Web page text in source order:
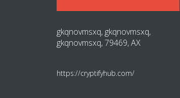
gkqnovmsxq, gkqnovmsxq,
gkqnovmsxq, 79469, AX
https://cryptifyhub.com/